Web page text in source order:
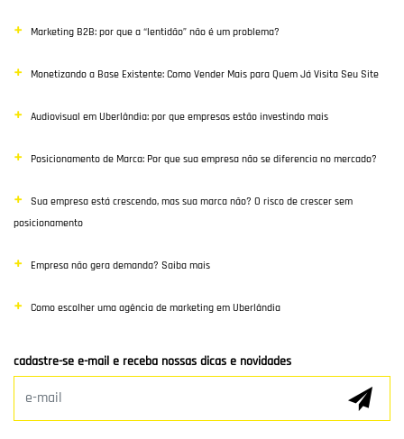
Desenvolvimento Web
Google Ads
E-commerce
Poisiconamento e Branding
SEO
Marketing Digital
Marketing B2B: por que a “lentidão” não é um problema?
Monetizando a Base Existente: Como Vender Mais para Quem Já Visita Seu Site
Audiovisual em Uberlândia: por que empresas estão investindo mais
Posicionamento de Marca: Por que sua empresa não se diferencia no mercado?
Sua empresa está crescendo, mas sua marca não? O risco de crescer sem
posicionamento
Empresa não gera demanda? Saiba mais
Como escolher uma agência de marketing em Uberlândia
cadastre-se e-mail e receba nossas dicas e novidades